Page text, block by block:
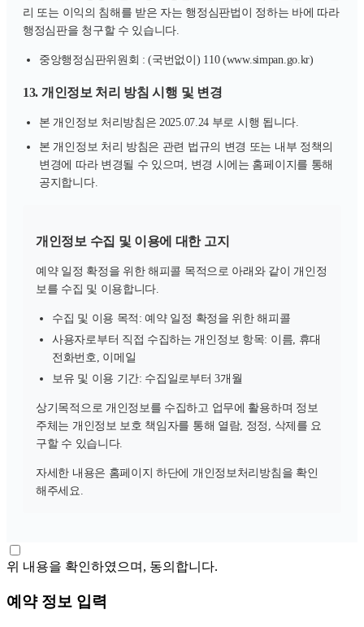
리 또는 이익의 침해를 받은 자는 행정심판법이 정하는 바에 따라
행정심판을 청구할 수 있습니다.
중앙행정심판위원회 : (국번없이) 110 (www.simpan.go.kr)
13. 개인정보 처리 방침 시행 및 변경
본 개인정보 처리방침은 2025.07.24 부로 시행 됩니다.
본 개인정보 처리 방침은 관련 법규의 변경 또는 내부 정책의
변경에 따라 변경될 수 있으며, 변경 시에는 홈페이지를 통해
공지합니다.
개인정보 수집 및 이용에 대한 고지
예약 일정 확정을 위한 해피콜 목적으로 아래와 같이 개인정
보를 수집 및 이용합니다.
수집 및 이용 목적: 예약 일정 확정을 위한 해피콜
사용자로부터 직접 수집하는 개인정보 항목: 이름, 휴대
전화번호, 이메일
보유 및 이용 기간: 수집일로부터 3개월
상기목적으로 개인정보를 수집하고 업무에 활용하며 정보
주체는 개인정보 보호 책임자를 통해 열람, 정정, 삭제를 요
구할 수 있습니다.
자세한 내용은 홈페이지 하단에 개인정보처리방침을 확인
해주세요.
위 내용을 확인하였으며, 동의합니다.
예약 정보 입력